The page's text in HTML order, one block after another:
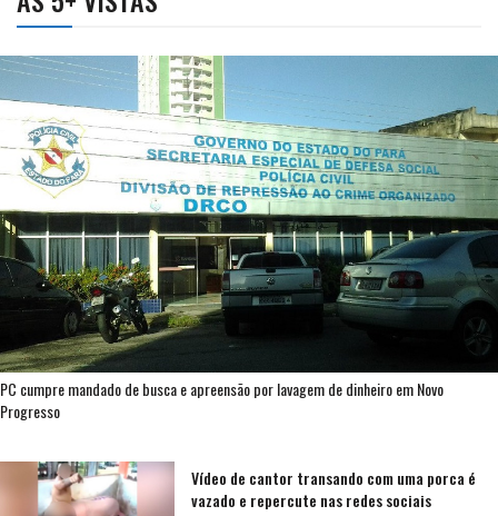
PC cumpre mandado de busca e apreensão por lavagem de dinheiro em Novo
Progresso
Vídeo de cantor transando com uma porca é
vazado e repercute nas redes sociais